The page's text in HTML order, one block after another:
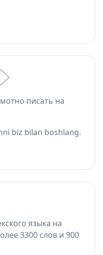
писать на
biz bilan boshlang.
языка на
3300 слов и 900